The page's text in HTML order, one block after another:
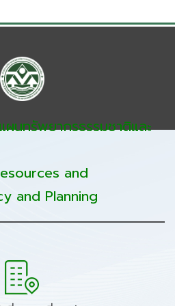
ผนทรัพยากรธรรมชาติและ
and
and Planning